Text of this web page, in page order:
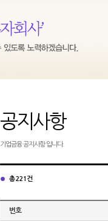
공지사항
기업금융 공지사항 입니다.
총 221건
번호